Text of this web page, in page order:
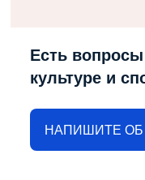
Есть
культуре и
НАПИШИТЕ ОБ